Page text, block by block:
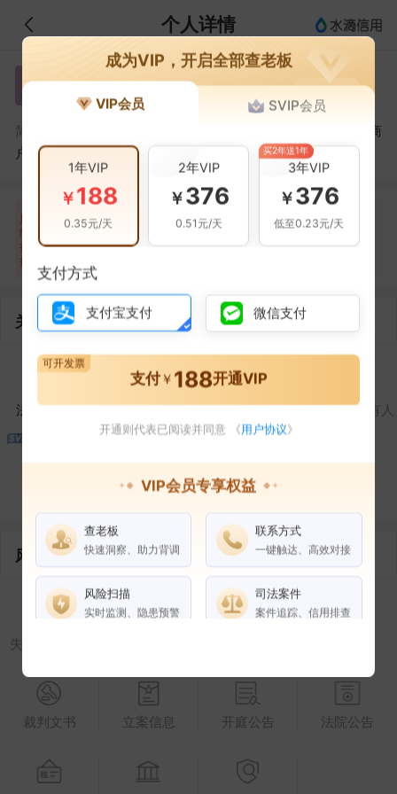
个人详情
谭 谭英容
简介：
谭英容，高新技术产业开发区争美服装店（个体工商
户）的法定代表人
风
险
扫
描
暂无风险
关联企业
1
法定代表人 对外投资 在外任职 作为受益所有人
所属集团 合作伙伴
风险信息
失信被执行人
裁判文书 立案信息 开庭公告 法院公告
成为VIP，开启全部查老板
VIP会员 SVIP会员
1年VIP
￥188
0.35元/天
2年VIP
￥376
0.51元/天
3年VIP
￥376
低至0.23元/天
买2年送1年
支付方式
支付宝支付 微信支付
支付￥ 188开通VIP
可开发票
开通则代表已阅读并同意 《用户协议》
VIP会员专享权益
查老板
快速洞察、助力背调
联系方式
一键触达、高效对接
风险扫描
实时监测、隐患预警
司法案件
案件追踪、信用排查
权益说明 VIP会员 SVIP会员